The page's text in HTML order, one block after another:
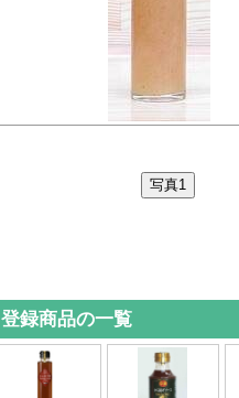
登録商品の一覧